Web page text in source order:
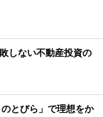
しない不動産投資の
とびら」で理想をか